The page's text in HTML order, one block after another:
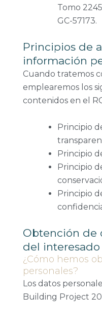
Tomo
GC-57173.
Principios de
información
Cuando tratemos
emplearemos los
contenidos en el
Principio
Principio
Principio
Principio
Obtención de
del interesado
¿Cómo hemos
personales?
Los datos
Building Project